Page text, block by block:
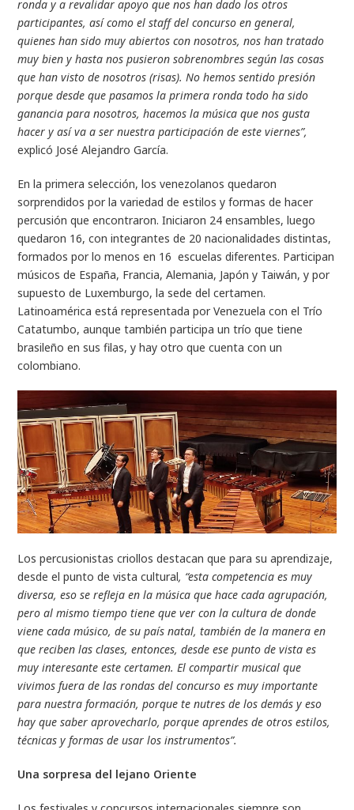
ronda y a revalidar apoyo que nos han dado los otros
participantes, así como el staff del concurso en general,
quienes han sido muy abiertos con nosotros, nos han tratado
muy bien y hasta nos pusieron sobrenombres según las cosas
que han visto de nosotros (risas). No hemos sentido presión
porque desde que pasamos la primera ronda todo ha sido
ganancia para nosotros, hacemos la música que nos gusta
hacer y así va a ser nuestra participación de este viernes”,
explicó José Alejandro García.
En la primera selección, los venezolanos quedaron
sorprendidos por la variedad de estilos y formas de hacer
percusión que encontraron. Iniciaron 24 ensambles, luego
quedaron 16, con integrantes de 20 nacionalidades distintas,
formados por lo menos en 16 escuelas diferentes. Participan
músicos de España, Francia, Alemania, Japón y Taiwán, y por
supuesto de Luxemburgo, la sede del certamen.
Latinoamérica está representada por Venezuela con el Trío
Catatumbo, aunque también participa un trío que tiene
brasileño en sus filas, y hay otro que cuenta con un
colombiano.
Los percusionistas criollos destacan que para su aprendizaje,
desde el punto de vista cultural, “esta competencia es muy
diversa, eso se refleja en la música que hace cada agrupación,
pero al mismo tiempo tiene que ver con la cultura de donde
viene cada músico, de su país natal, también de la manera en
que reciben las clases, entonces, desde ese punto de vista es
muy interesante este certamen. El compartir musical que
vivimos fuera de las rondas del concurso es muy importante
para nuestra formación, porque te nutres de los demás y eso
hay que saber aprovecharlo, porque aprendes de otros estilos,
técnicas y formas de usar los instrumentos”.
Una sorpresa del lejano Oriente